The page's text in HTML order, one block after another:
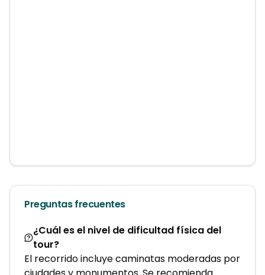
Preguntas frecuentes
¿Cuál es el nivel de dificultad física del
tour?
El recorrido incluye caminatas moderadas por